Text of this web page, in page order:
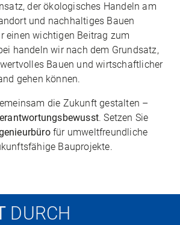
der ökologisches Handeln am
und nachhaltiges Bauen
einen wichtigen Beitrag zum
handeln wir nach dem Grundsatz,
Bauen und wirtschaftlicher
gehen können.
die Zukunft gestalten –
. Setzen Sie
für umweltfreundliche
Bauprojekte.
DURCH